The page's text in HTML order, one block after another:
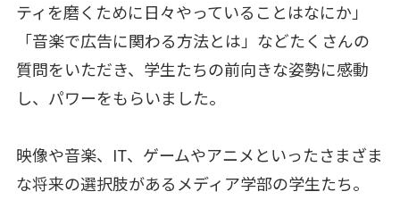
ティを磨くために日々やっていることはなにか」
「音楽で広告に関わる方法とは」などたくさんの
質問をいただき、学生たちの前向きな姿勢に感動
し、パワーをもらいました。
映像や音楽、IT、ゲームやアニメといったさまざま
な将来の選択肢があるメディア学部の学生たち。